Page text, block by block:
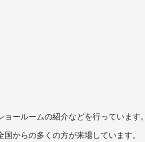
ールームの紹介などを行っています。
国からの多くの方が来場しています。